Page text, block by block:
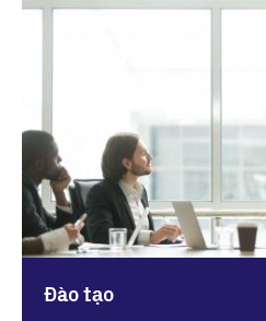
Đào tạo